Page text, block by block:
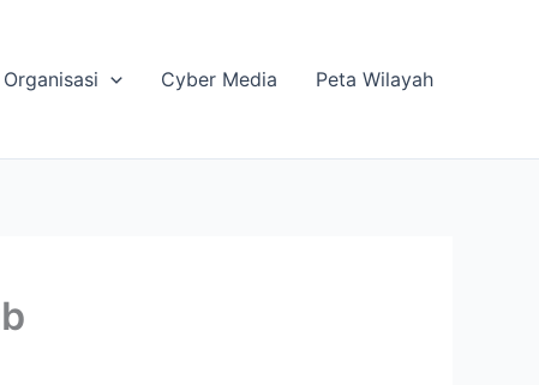
Organisasi Cyber Media Peta Wilayah